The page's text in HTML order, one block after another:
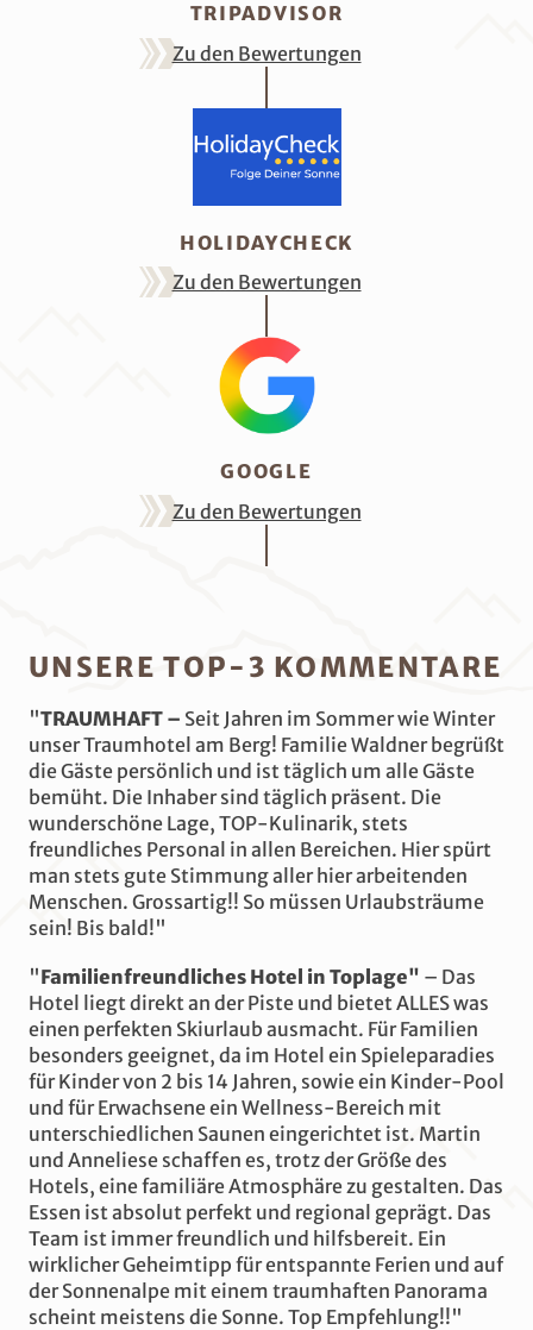
TRIPADVISOR
Zu den Bewertungen
HOLIDAYCHECK
Zu den Bewertungen
GOOGLE
Zu den Bewertungen
UNSERE TOP-3 KOMMENTARE
"TRAUMHAFT – Seit Jahren im Sommer wie Winter
unser Traumhotel am Berg! Familie Waldner begrüßt
die Gäste persönlich und ist täglich um alle Gäste
bemüht. Die Inhaber sind täglich präsent. Die
wunderschöne Lage, TOP-Kulinarik, stets
freundliches Personal in allen Bereichen. Hier spürt
man stets gute Stimmung aller hier arbeitenden
Menschen. Grossartig!! So müssen Urlaubsträume
sein! Bis bald!"
"Familienfreundliches Hotel in Toplage" – Das
Hotel liegt direkt an der Piste und bietet ALLES was
einen perfekten Skiurlaub ausmacht. Für Familien
besonders geeignet, da im Hotel ein Spieleparadies
für Kinder von 2 bis 14 Jahren, sowie ein Kinder-Pool
und für Erwachsene ein Wellness-Bereich mit
unterschiedlichen Saunen eingerichtet ist. Martin
und Anneliese schaffen es, trotz der Größe des
Hotels, eine familiäre Atmosphäre zu gestalten. Das
Essen ist absolut perfekt und regional geprägt. Das
Team ist immer freundlich und hilfsbereit. Ein
wirklicher Geheimtipp für entspannte Ferien und auf
der Sonnenalpe mit einem traumhaften Panorama
scheint meistens die Sonne. Top Empfehlung!!"